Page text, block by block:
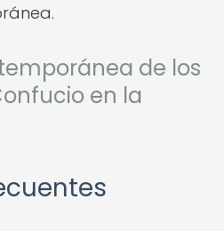
de los
en la